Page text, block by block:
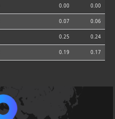
0.00 0.00
0.07 0.06
0.25 0.24
0.19 0.17